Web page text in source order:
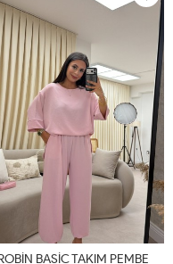
A
EROBİN BASİC TAKIM PEMBE (22 AĞUSTOS KARGO ÇIKIŞI) Pudra